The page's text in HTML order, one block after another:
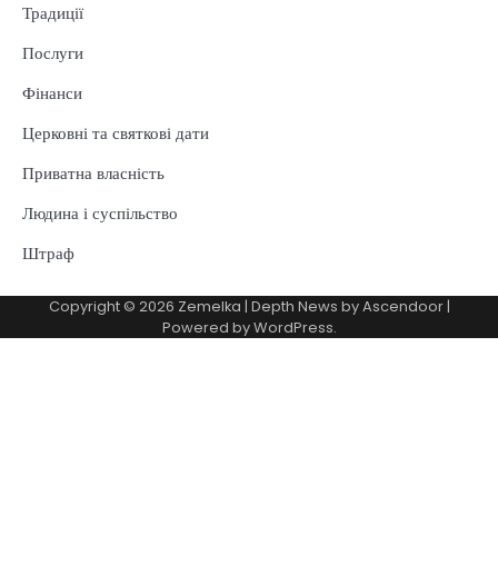
Традиції
Послуги
Фінанси
Церковні та святкові дати
Приватна власність
Людина і суспільство
Штраф
Copyright © 2026 Zemelka | Depth News byAscendoor|
Powered byWordPress.